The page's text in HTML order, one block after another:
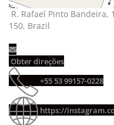
R. Rafael Pinto Bandeira,
150, Brazil
Obter direções
+55 53 99157-0228
https://